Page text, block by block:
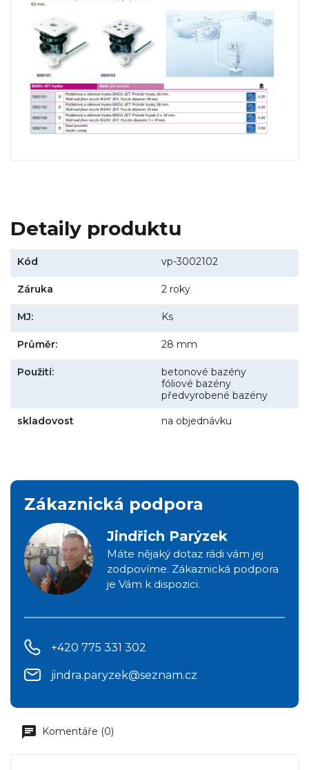
Detaily produktu
Kód vp-3002102
Záruka 2 roky
MJ: Ks
Průměr: 28 mm
Použití:
betonové bazény
fóliové bazény
předvyrobené bazény
skladovost na objednávku
Zákaznická podpora
Jindřich Parýzek
Máte nějaký dotaz rádi vám jej
zodpovíme. Zákaznická podpora
je Vám k dispozici.
+420 775 331 302
jindra.paryzek@seznam.cz
Komentáře (0)